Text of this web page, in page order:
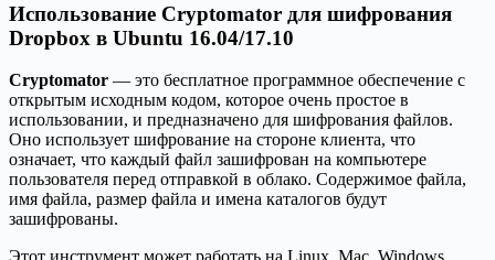
Использование Cryptomator для шифрования
Dropbox в Ubuntu 16.04/17.10
Cryptomator — это бесплатное программное обеспечение с
открытым исходным кодом, которое очень простое в
использовании, и предназначено для шифрования файлов.
Оно использует шифрование на стороне клиента, что
означает, что каждый файл зашифрован на компьютере
пользователя перед отправкой в ​​облако. Содержимое файла,
имя файла, размер файла и имена каталогов будут
зашифрованы.